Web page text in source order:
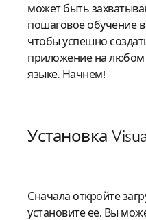
может быть
пошаговое обучение
чтобы успешно
приложение на
языке. Начнем!
Установка
Сначала откройте
установите ее. Вы